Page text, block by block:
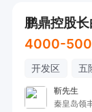
鹏鼎控股
4000-
开发区 五
靳先生
秦皇岛领